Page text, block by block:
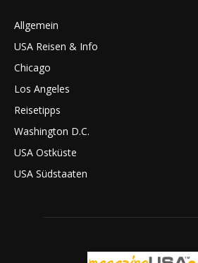
Allgemein
USA Reisen & Info
Chicago
Los Angeles
Reisetipps
Washington D.C.
USA Ostküste
USA Südstaaten